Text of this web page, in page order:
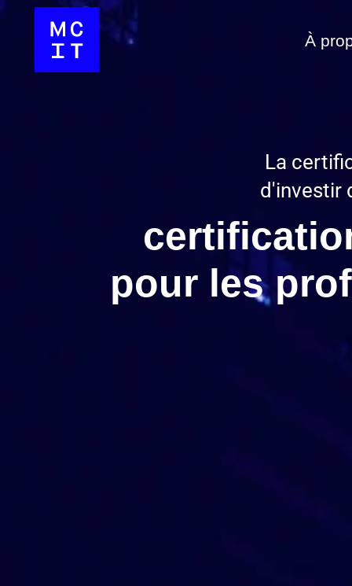
À
pour les
La
d'investir